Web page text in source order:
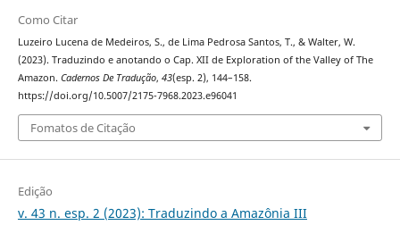
Como Citar
Luzeiro Lucena de Medeiros, S., de Lima Pedrosa Santos, T., & Walter, W.
(2023). Traduzindo e anotando o Cap. XII de Exploration of the Valley of The
Amazon. Cadernos De Tradução, 43(esp. 2), 144–158.
https://doi.org/10.5007/2175-7968.2023.e96041
Fomatos de Citação
Edição
v. 43 n. esp. 2 (2023): Traduzindo a Amazônia III